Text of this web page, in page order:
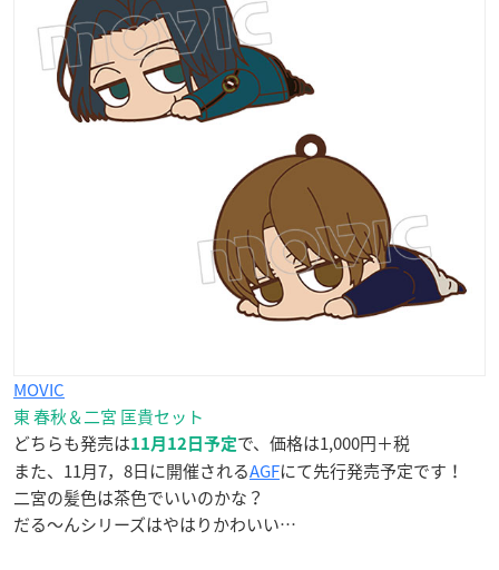
MOVIC
東 春秋＆二宮 匡貴セット
どちらも発売は11月12日予定で、価格は1,000円＋税
また、11月7，8日に開催されるAGFにて先行発売予定です！
二宮の髪色は茶色でいいのかな？
だる～んシリーズはやはりかわいい…